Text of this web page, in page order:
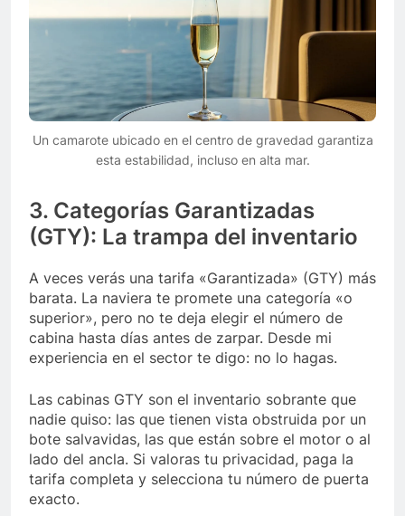
Un camarote ubicado en el centro de gravedad garantiza
esta estabilidad, incluso en alta mar.
3. Categorías Garantizadas
(GTY): La trampa del inventario
A veces verás una tarifa «Garantizada» (GTY) más
barata. La naviera te promete una categoría «o
superior», pero no te deja elegir el número de
cabina hasta días antes de zarpar. Desde mi
experiencia en el sector te digo: no lo hagas.
Las cabinas GTY son el inventario sobrante que
nadie quiso: las que tienen vista obstruida por un
bote salvavidas, las que están sobre el motor o al
lado del ancla. Si valoras tu privacidad, paga la
tarifa completa y selecciona tu número de puerta
exacto.